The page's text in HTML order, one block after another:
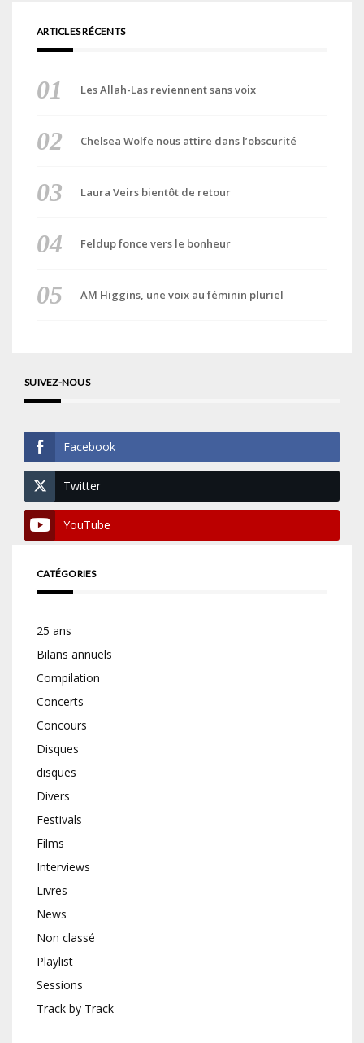
ARTICLES RÉCENTS
Les Allah-Las reviennent sans voix
Chelsea Wolfe nous attire dans l’obscurité
Laura Veirs bientôt de retour
Feldup fonce vers le bonheur
AM Higgins, une voix au féminin pluriel
SUIVEZ-NOUS
Facebook
Twitter
YouTube
CATÉGORIES
25 ans
Bilans annuels
Compilation
Concerts
Concours
Disques
disques
Divers
Festivals
Films
Interviews
Livres
News
Non classé
Playlist
Sessions
Track by Track